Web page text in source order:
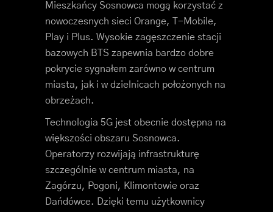
Mieszkańcy Sosnowca mogą korzystać z
nowoczesnych sieci Orange, T-Mobile,
Play i Plus. Wysokie zagęszczenie stacji
bazowych BTS zapewnia bardzo dobre
pokrycie sygnałem zarówno w centrum
miasta, jak i w dzielnicach położonych na
obrzeżach.
Technologia 5G jest obecnie dostępna na
większości obszaru Sosnowca.
Operatorzy rozwijają infrastrukturę
szczególnie w centrum miasta, na
Zagórzu, Pogoni, Klimontowie oraz
Dańdówce. Dzięki temu użytkownicy